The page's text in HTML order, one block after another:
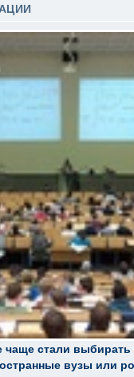
чаще стали выбирать
вузы или